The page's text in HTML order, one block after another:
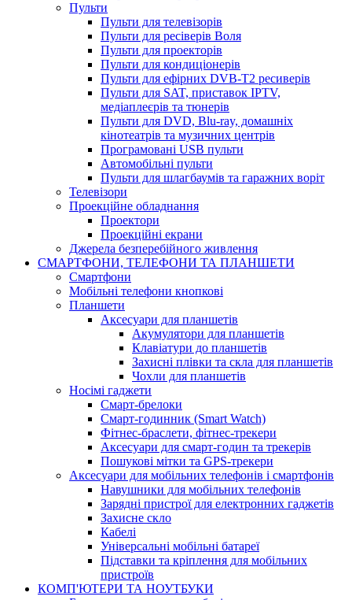
Пульти
Пульти для телевізорів
Пульти для ресіверів Воля
Пульти для проекторів
Пульти для кондиціонерів
Пульти для ефірних DVB-T2 ресиверів
Пульти для SAT, приставок IPTV,
медіаплеєрів та тюнерів
Пульти для DVD, Blu-ray, домашніх
кінотеатрів та музичних центрів
Програмовані USB пульти
Автомобільні пульти
Пульти для шлагбаумів та гаражних воріт
Телевізори
Проекційне обладнання
Проектори
Проекційні екрани
Джерела безперебійного живлення
СМАРТФОНИ, ТЕЛЕФОНИ ТА ПЛАНШЕТИ
Смартфони
Мобільні телефони кнопкові
Планшети
Аксесуари для планшетів
Акумулятори для планшетів
Клавіатури до планшетів
Захисні плівки та скла для планшетів
Чохли для планшетів
Носімі гаджети
Смарт-брелоки
Смарт-годинник (Smart Watch)
Фітнес-браслети, фітнес-трекери
Аксесуари для смарт-годин та трекерів
Пошукові мітки та GPS-трекери
Аксесуари для мобільних телефонів і смартфонів
Навушники для мобільних телефонів
Зарядні пристрої для електронних гаджетів
Захисне скло
Кабелі
Універсальні мобільні батареї
Підставки та кріплення для мобільних
пристроїв
КОМП'ЮТЕРИ ТА НОУТБУКИ